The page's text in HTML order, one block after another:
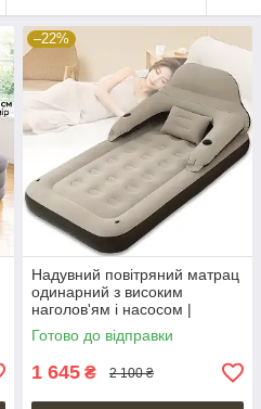
–22%
Надувний повітряний матрац
одинарний з високим
наголов'ям і насосом |
191x99x70см
Готово до відправки
1 645 ₴ 2 100 ₴